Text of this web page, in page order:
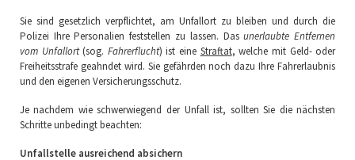
Sie sind gesetzlich verpflichtet, am Unfallort zu bleiben und durch die
Polizei Ihre Personalien feststellen zu lassen. Dasunerlaubte Entfernen
vom Unfallort(sog. Fahrerflucht) ist eine Straftat, welche mit Geld- oder
Freiheitsstrafe geahndet wird. Sie gefährden noch dazu Ihre Fahrerlaubnis
und den eigenen Versicherungsschutz.
Je nachdem wie schwerwiegend der Unfall ist, sollten Sie die nächsten
Schritte unbedingt beachten:
Unfallstelle ausreichend absichern